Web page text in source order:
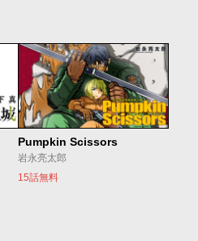
Pumpkin Scissors
岩永亮太郎
15話無料